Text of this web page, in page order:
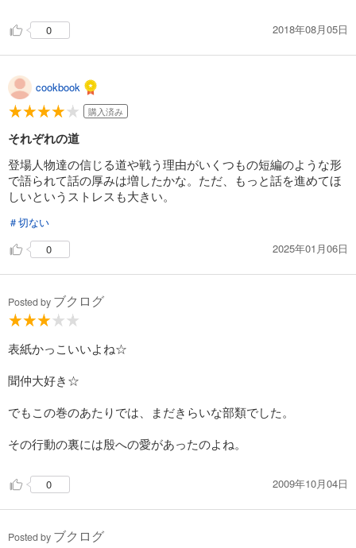
合間にはさまる料理回、象レース回とやたらとコメディ的な展
開が続くのだが、そのコメディ要素の中で実は周にとって大事
0 2018年08月05日
cookbook
購入済み
それぞれの道
登場人物達の信じる道や戦う理由がいくつもの短編のような形
で語られて話の厚みは増したかな。ただ、もっと話を進めてほ
しいというストレスも大きい。
＃切ない
0
2025年01月06日
Posted by ブクログ
表紙かっこいいよね☆
聞仲大好き☆
でもこの巻のあたりでは、まだきらいな部類でした。
その行動の裏には殷への愛があったのよね。
0 2009年10月04日
Posted by ブクログ